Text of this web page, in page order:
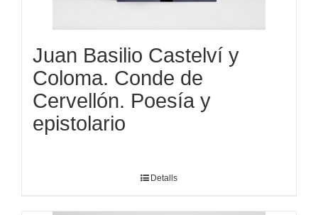
Juan Basilio Castelví y
Coloma. Conde de
Cervellón. Poesía y
epistolario
Detalls